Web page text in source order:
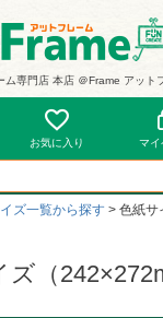
ム専門店 本店 ＠Frame アット
お気に入り マイ
ズ一覧から探す 色紙サ
（